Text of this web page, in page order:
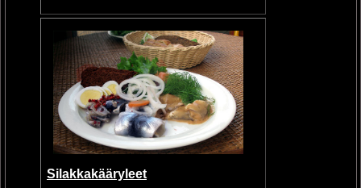
Silakkakääryleet